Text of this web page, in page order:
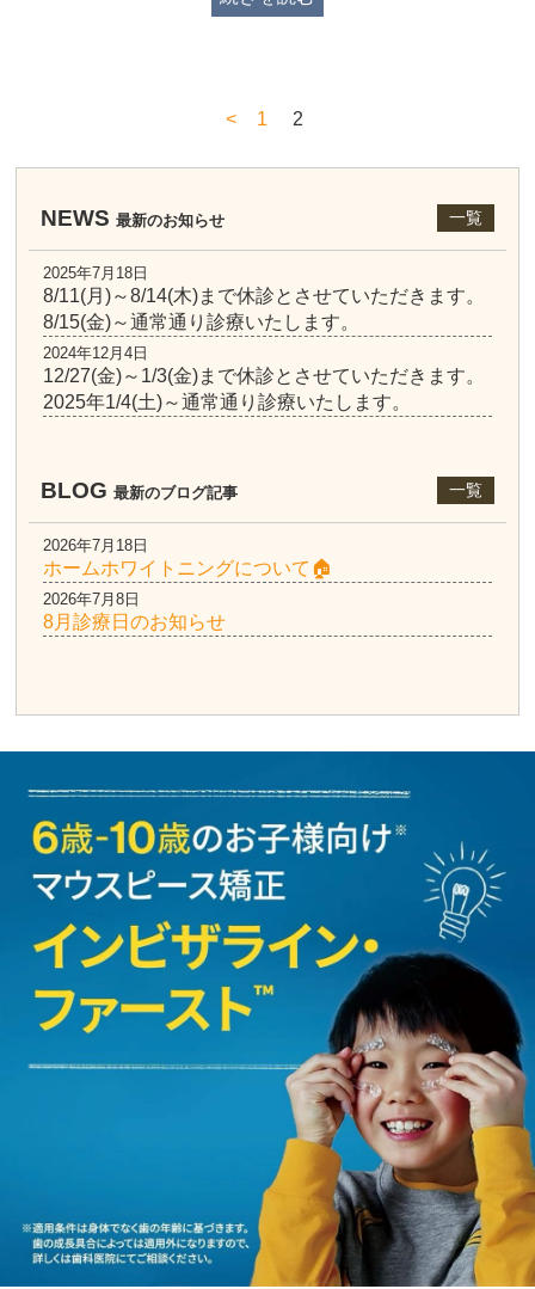
< 1 2
NEWS 最新のお知らせ 一覧
2025年7月18日
8/11(月)～8/14(木)まで休診とさせていただきます。
8/15(金)～通常通り診療いたします。
2024年12月4日
12/27(金)～1/3(金)まで休診とさせていただきます。
2025年1/4(土)～通常通り診療いたします。
BLOG 最新のブログ記事 一覧
2026年7月18日
ホームホワイトニングについて🏠
2026年7月8日
8月診療日のお知らせ